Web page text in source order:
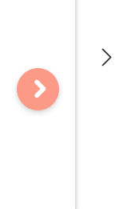
von 5 Sternen